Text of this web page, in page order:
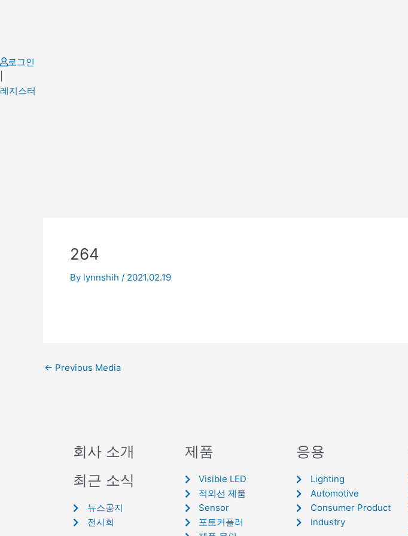
로그인
레지스터
264
By lynnshih / 2021.02.19
← Previous Media
회사 소개
최근 소식
뉴스공지
전시회
제품
Visible LED
적외선 제품
Sensor
포토커플러
응용
Lighting
Automotive
Consumer Product
Industry